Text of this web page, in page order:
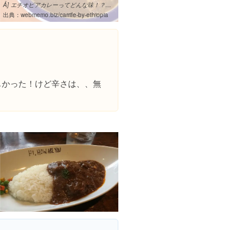
Å] エチオピアカレーってどんな味！？横浜ベイクォーター「カリフェ ...
出典： webmemo.biz/carrife-by-ethiopia
った！けど辛さは、、無